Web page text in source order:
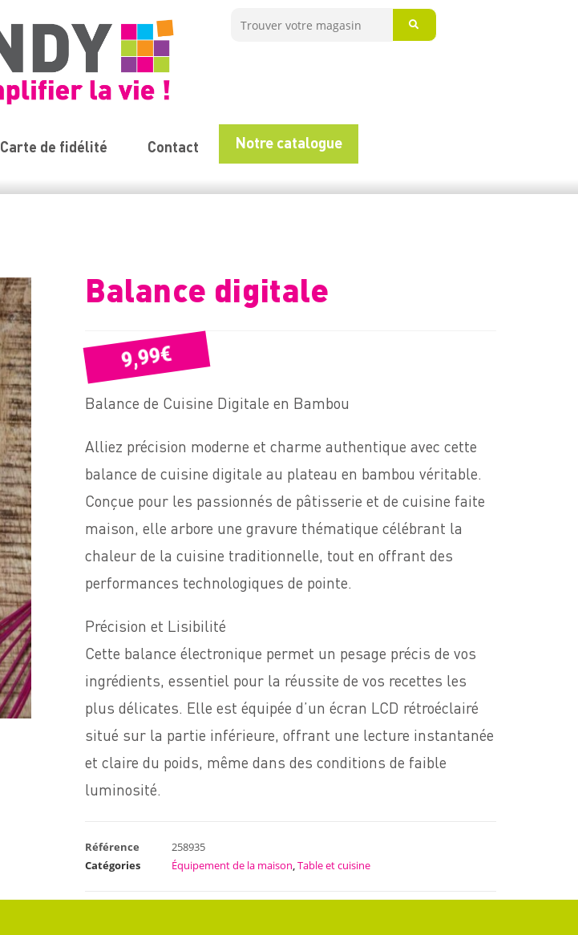
Carte de fidélité Contact Notre catalogue
Balance digitale
9,99€
Balance de Cuisine Digitale en Bambou
Alliez précision moderne et charme authentique avec cette
balance de cuisine digitale au plateau en bambou véritable.
Conçue pour les passionnés de pâtisserie et de cuisine faite
maison, elle arbore une gravure thématique célébrant la
chaleur de la cuisine traditionnelle, tout en offrant des
performances technologiques de pointe.
Précision et Lisibilité
Cette balance électronique permet un pesage précis de vos
ingrédients, essentiel pour la réussite de vos recettes les
plus délicates. Elle est équipée d’un écran LCD rétroéclairé
situé sur la partie inférieure, offrant une lecture instantanée
et claire du poids, même dans des conditions de faible
luminosité.
Référence
258935
Catégories
Équipement de la maison Table et cuisine